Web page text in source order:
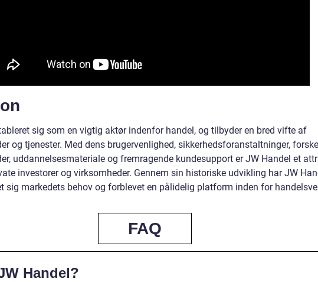
sig som en vigtig aktør indenfor handel, og tilbyder en bred vifte af
og tjenester. Med dens brugervenlighed, sikkerhedsforanstaltninger,
uddannelsesmateriale og fremragende kundesupport er JW Handel et
investorer og virksomheder. Gennem sin historiske udvikling har JW
sig markedets behov og forblevet en pålidelig platform inden for
FAQ
Handel?